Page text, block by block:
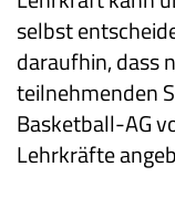
selbst
daraufhin, dass
teilnehmenden
Basketball-AG
Lehrkräfte